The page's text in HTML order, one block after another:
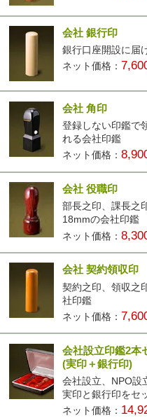
会社 銀行印
銀行口座開設に届
ネット価格：
会社 角印
登録しない印鑑で
れる会社印鑑
ネット価格：
会社 役職印
部長之印、課長之
18mmの会社印鑑
ネット価格：
会社 契約領収印
契約之印、領収之
社印鑑
ネット価格：
会社設立印鑑2本
(実印＋銀行印)
会社設立、NPO設
実印と銀行印をセ
ネット価格：